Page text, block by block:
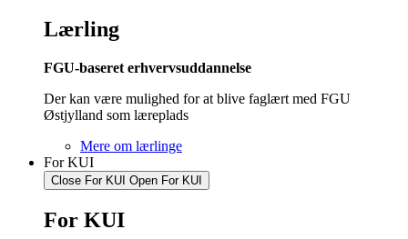
Lærling
FGU-baseret erhvervsuddannelse
Der kan være mulighed for at blive faglært med FGU
Østjylland som læreplads
Mere om lærlinge
For KUI
Close For KUI Open For KUI
For KUI